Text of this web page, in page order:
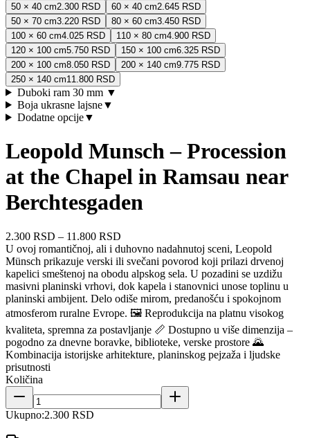
50 × 40 cm2.300 RSD 60 × 40 cm2.645 RSD
50 × 70 cm3.220 RSD 80 × 60 cm3.450 RSD
100 × 60 cm4.025 RSD 110 × 80 cm4.900 RSD
120 × 100 cm5.750 RSD 150 × 100 cm6.325 RSD
200 × 100 cm8.050 RSD 200 × 140 cm9.775 RSD
250 × 140 cm11.800 RSD
Duboki ram 30 mm ▼
Boja ukrasne lajsne▼
Dodatne opcije▼
Leopold Munsch – Procession
at the Chapel in Ramsau near
Berchtesgaden
2.300 RSD – 11.800 RSD
U ovoj romantičnoj, ali i duhovno nadahnutoj sceni, Leopold
Münsch prikazuje verski ili svečani povorod koji prilazi drvenoj
kapelici smeštenoj na obodu alpskog sela. U pozadini se uzdižu
masivni planinski vrhovi, dok kapela i stanovnici unose toplinu u
planinski ambijent. Delo odiše mirom, predanošću i spokojnom
atmosferom ruralne Evrope. 🖼️ Reprodukcija na platnu visokog
kvaliteta, spremna za postavljanje 📏 Dostupno u više dimenzija –
pogodno za dnevne boravke, biblioteke, verske prostore 🌄
Kombinacija istorijske arhitekture, planinskog pejzaža i ljudske
prisutnosti
Količina
Ukupno:2.300 RSD